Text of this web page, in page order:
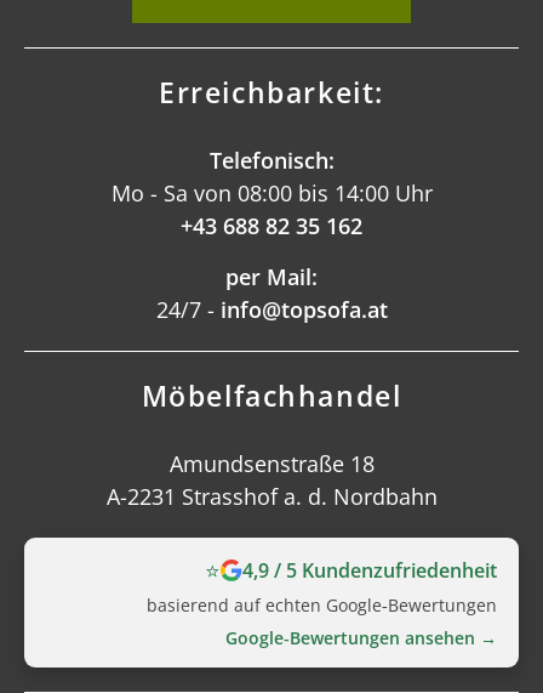
Erreichbarkeit:
Telefonisch:
Mo - Sa von 08:00 bis 14:00 Uhr
+43 688 82 35 162
per Mail:
24/7 - info@topsofa.at
Möbelfachhandel
Amundsenstraße 18
A-2231 Strasshof a. d. Nordbahn
⭐ 4,9 / 5 Kundenzufriedenheit
basierend auf echten Google‑Bewertungen
Google‑Bewertungen ansehen →